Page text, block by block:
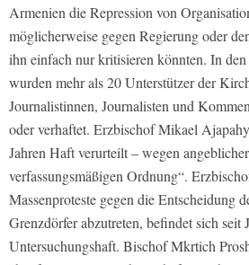
Armenien die Repression von
möglicherweise gegen Regierung oder
ihn einfach nur kritisieren könnten. In
wurden mehr als 20 Unterstützer der
Journalistinnen, Journalisten und
oder verhaftet. Erzbischof Mikael
Jahren Haft verurteilt – wegen
verfassungsmäßigen Ordnung“.
Massenproteste gegen die Entscheidung
Grenzdörfer abzutreten, befindet sich seit
Untersuchungshaft. Bischof Mkrtich